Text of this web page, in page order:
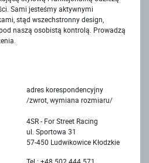
Sami jesteśmy aktywnymi
stąd wszechstronny design,
naszą osobistą kontrolą. Prowadzą
adres korespondencyjny
/zwrot, wymiana rozmiaru/
4SR - For Street Racing
ul. Sportowa 31
57-450 Ludwikowice Kłodzkie
Tel.: +48 502 444 571